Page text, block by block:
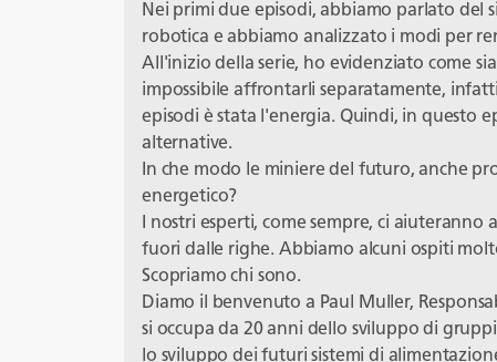
Nei primi due episodi, abbiamo parlato del
robotica e abbiamo analizzato i modi per
All'inizio della serie, ho evidenziato come
impossibile affrontarli separatamente,
episodi è stata l'energia. Quindi, in questo
alternative.
In che modo le miniere del futuro, anche
energetico?
I nostri esperti, come sempre, ci
fuori dalle righe. Abbiamo alcuni ospiti
Scopriamo chi sono.
Diamo il benvenuto a Paul Muller,
si occupa da 20 anni dello sviluppo di
lo sviluppo dei futuri sistemi di